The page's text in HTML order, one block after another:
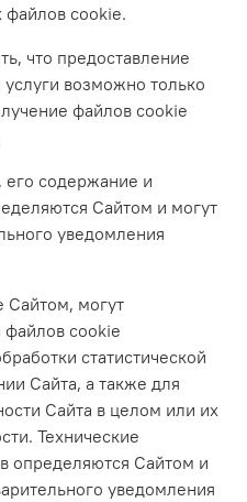
файлов cookie.
что предоставление
возможно только
файлов cookie
его содержание и
Сайтом и могут
уведомления
Сайтом, могут
файлов cookie
статистической
Сайта, а также для
Сайта в целом или их
Технические
определяются Сайтом и
уведомления